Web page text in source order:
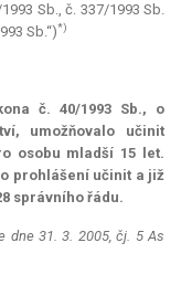
Sb., č. 337/1993 Sb.
Sb.“)*)
č. 40/1993 Sb., o
umožňovalo učinit
osobu mladší 15 let.
prohlášení učinit a již
správního řádu.
dne 31. 3. 2005, čj. 5 As